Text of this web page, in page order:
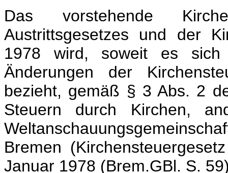
Das vorstehende
Austrittsgesetzes und der
1978 wird, soweit es sich
Änderungen der
bezieht, gemäß § 3 Abs. 2
Steuern durch Kirchen,
Bremen
Januar 1978 (Brem.GBl. S.